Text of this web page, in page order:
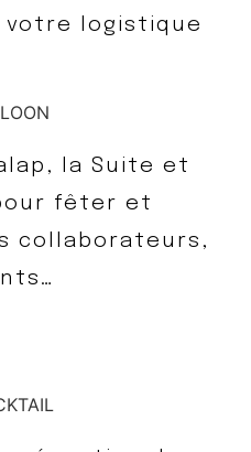
logistique
la Suite et
fêter et
collaborateurs,